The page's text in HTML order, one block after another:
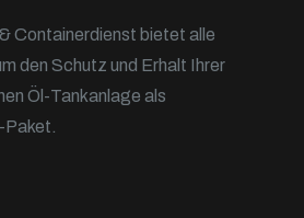
Containerdienst bietet alle
den Schutz und Erhalt Ihrer
Öl-Tankanlage als
Paket.